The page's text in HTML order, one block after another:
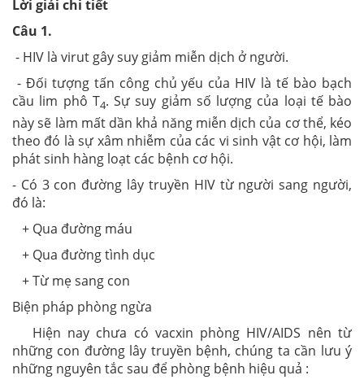
Lời giải chi tiết
Câu 1.
- HIV là virut gây suy giảm miễn dịch ở người.
- Đối tượng tấn công chủ yếu của HIV là tế bào bạch
cầu lim phô T4. Sự suy giảm số lượng của loại tế bào
này sẽ làm mất dần khả năng miễn dịch của cơ thể, kéo
theo đó là sự xâm nhiễm của các vi sinh vật cơ hội, làm
phát sinh hàng loạt các bệnh cơ hội.
- Có 3 con đường lây truyền HIV từ người sang người,
đó là:
+ Qua đường máu
+ Qua đường tình dục
+ Từ mẹ sang con
Biện pháp phòng ngừa
Hiện nay chưa có vacxin phòng HIV/AIDS nên từ
những con đường lây truyền bệnh, chúng ta cần lưu ý
những nguyên tắc sau để phòng bệnh hiệu quả :